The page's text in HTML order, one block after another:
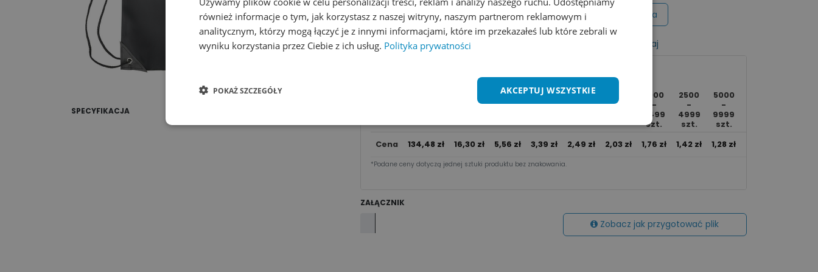
SPECYFIKACJA
Dodaj do koszyka Wycena na maila
Zobacz wszystkie kolory Porównaj
10 - 49
500 -
1000
-
2499
szt.
2500
-
4999
szt.
5000
-
9999
szt.
Cena 134,48 zł 16,30 zł 5,56 zł 3,39 zł 2,49 zł 2,03 zł 1,76 zł 1,42 zł 1,28 zł
*Podane ceny dotyczą jednej sztuki produktu bez znakowania.​
ZAŁĄCZNIK
Zobacz jak przygotować plik
również informacje o tym, jak korzystasz z naszej witryny, naszym partnerom reklamowym i
analitycznym, którzy mogą łączyć je z innymi informacjami, które im przekazałeś lub które zebrali w
wyniku korzystania przez Ciebie z ich usług. Polityka prywatności
AKCEPTUJ WSZYSTKIE
POKAŻ SZCZEGÓŁY